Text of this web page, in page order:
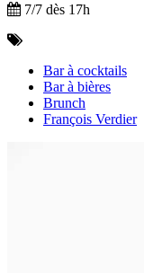
7/7 dès 17h
Bar à cocktails
Bar à bières
Brunch
François Verdier